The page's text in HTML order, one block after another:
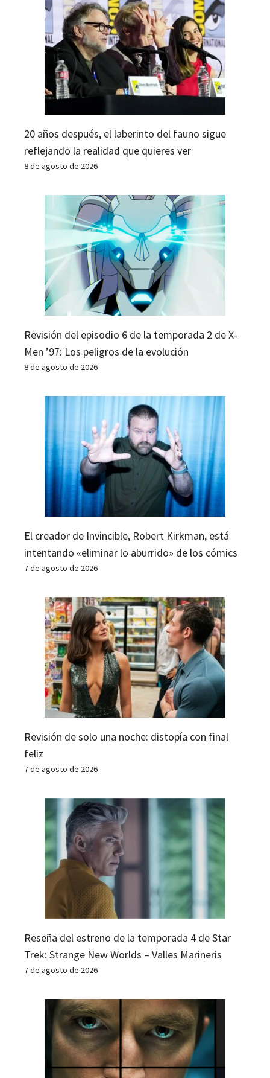
20 años después, el laberinto del fauno sigue
reflejando la realidad que quieres ver
8 de agosto de 2026
Revisión del episodio 6 de la temporada 2 de X-
Men ’97: Los peligros de la evolución
8 de agosto de 2026
El creador de Invincible, Robert Kirkman, está
intentando «eliminar lo aburrido» de los cómics
7 de agosto de 2026
Revisión de solo una noche: distopía con final
feliz
7 de agosto de 2026
Reseña del estreno de la temporada 4 de Star
Trek: Strange New Worlds – Valles Marineris
7 de agosto de 2026